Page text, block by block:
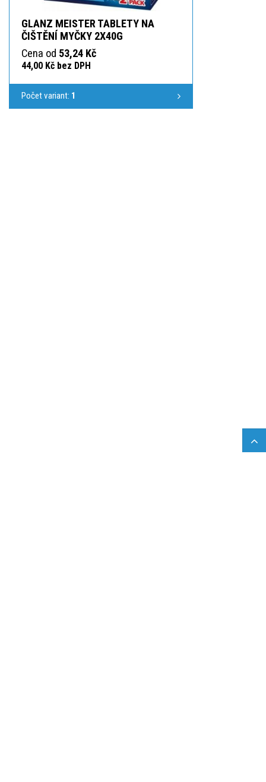
GLANZ MEISTER TABLETY NA
ČIŠTĚNÍ MYČKY 2X40G
Cena od 53,24 Kč
44,00 Kč bez DPH
Počet variant: 1